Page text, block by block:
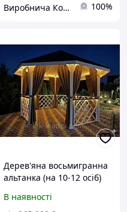
Виробнича Компанія "lnk-leader" 100%
Дерев'яна восьмигранна
альтанка (на 10-12 осіб)
В наявності